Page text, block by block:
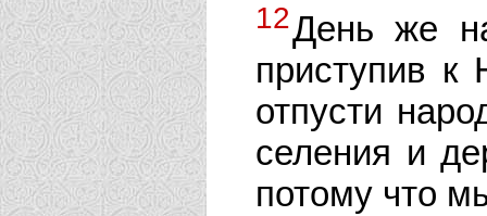
12День же
приступив к
отпусти
селения и
потому что